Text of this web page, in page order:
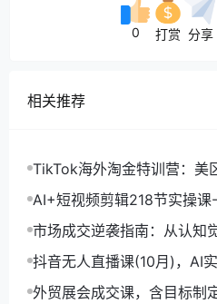
0 打赏 分享
相关推荐
TikTok海外淘金特训营：美
+剪映数字人，月入1.5万
AI+短视频剪辑218节实操课
生成+账号运营，月入2万
市场成交逆袭指南：从认知
市场开拓与成交核心能力
抖音无人直播课(10月)，AI
玩法、24小时自动盈利
外贸展会成交课，含目标制